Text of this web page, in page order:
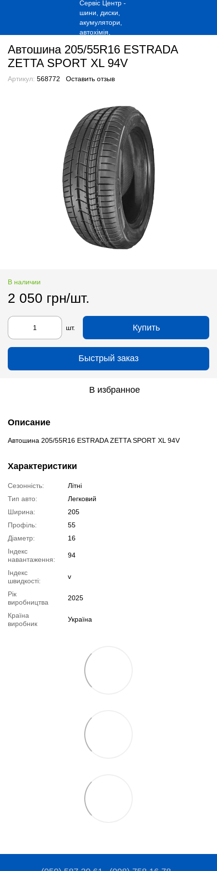
Автошина 205/55R16 ESTRADA
ZETTA SPORT XL 94V
Артикул: 568772 Оставить отзыв
В наличии
2 050 грн/шт.
шт. Купить
Быстрый заказ
В избранное
Описание
Автошина 205/55R16 ESTRADA ZETTA SPORT XL 94V
Характеристики
Сезонність:
Літні
Тип авто:
Легковий
Ширина:
205
Профіль:
55
Діаметр:
16
Індекс
навантаження:
94
Індекс
швидкості:
v
Рік
виробництва
2025
Країна
виробник
Україна